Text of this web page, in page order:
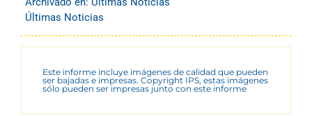
Últimas Noticias
Este informe incluye imágenes de calidad que pueden
ser bajadas e impresas. Copyright IPS, estas imágenes
sólo pueden ser impresas junto con este informe